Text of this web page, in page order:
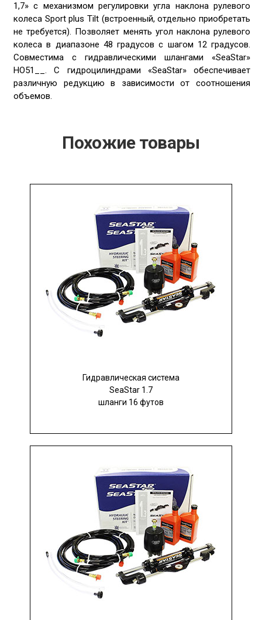
1,7» с механизмом регулировки угла наклона рулевого
колеса Sport plus Tilt (встроенный, отдельно приобретать
не требуется). Позволяет менять угол наклона рулевого
колеса в диапазоне 48 градусов с шагом 12 градусов.
Совместима с гидравлическими шлангами «SeaStar»
HO51__. С гидроцилиндрами «SeaStar» обеспечивает
различную редукцию в зависимости от соотношения
объемов.
Похожие товары
Гидравлическая система
SeaStar 1.7
шланги 16 футов